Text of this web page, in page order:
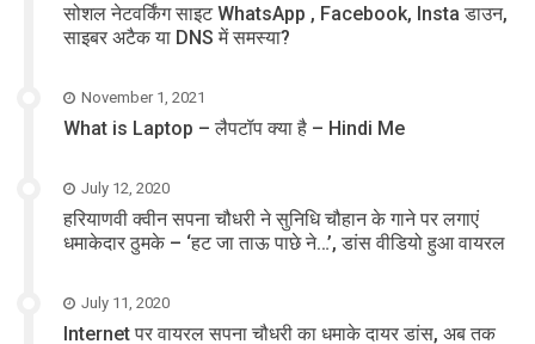
सोशल नेटवर्किंग साइट WhatsApp , Facebook, Insta डाउन,
साइबर अटैक या DNS में समस्या?
November 1, 2021
What is Laptop – लैपटॉप क्या है – Hindi Me
July 12, 2020
हरियाणवी क्वीन सपना चौधरी ने सुनिधि चौहान के गाने पर लगाएं
धमाकेदार ठुमके – ‘हट जा ताऊ पाछे ने…’, डांस वीडियो हुआ वायरल
July 11, 2020
Internet पर वायरल सपना चौधरी का धमाके दायर डांस, अब तक